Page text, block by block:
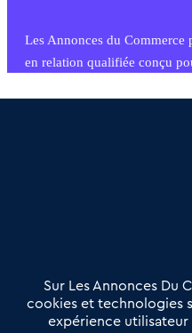
Les Annonces du Commerce
en relation qualifiée conçu
commercial et les
Offres Pro
Actualités
Qui sommes nous ?
Sur Les Annonces Du
cookies et technologies
expérience